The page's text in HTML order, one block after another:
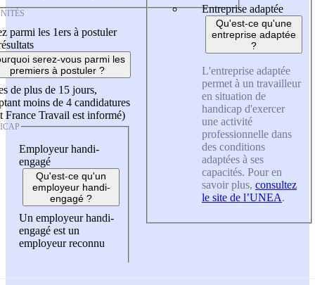
parmi les 1ers à postuler
serez-vous parmi les
premiers à postuler ?
de plus de 15 jours,
moins de 4 candidatures
France Travail est informé)
Employeur handi-
engagé
Qu'est-ce qu'un
employeur handi-
engagé ?
Un employeur handi-
engagé est un
employeur reconnu
Entreprise adaptée
Qu'est-ce qu'une
entreprise adaptée
?
L'entreprise adaptée
permet à un travailleur
en situation de
handicap d'exercer
une activité
professionnelle dans
des conditions
adaptées à ses
capacités. Pour en
savoir plus, consultez
le site de l’UNEA.